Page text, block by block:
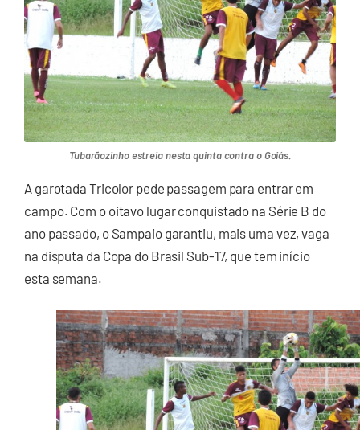
Tubarãozinho estreia nesta quinta contra o Goiás.
A garotada Tricolor pede passagem para entrar em
campo. Com o oitavo lugar conquistado na Série B do
ano passado, o Sampaio garantiu, mais uma vez, vaga
na disputa da Copa do Brasil Sub-17, que tem início
esta semana.